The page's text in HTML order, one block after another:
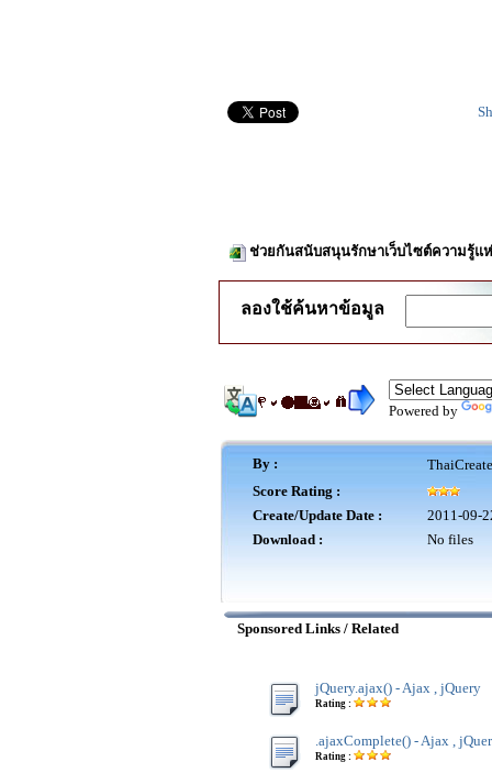
ช่วยกันสนับสนุนรักษาเว็บไซต์ความรู้แ
ลองใช้ค้นหาข้อมูล
Powered by
By :
Score Rating :
Create/Update Date :
2011-09-
Download :
No files
Sponsored Links / Related
jQuery.ajax() - Ajax , jQuery
Rating :
.ajaxComplete() - Ajax ,
Rating :